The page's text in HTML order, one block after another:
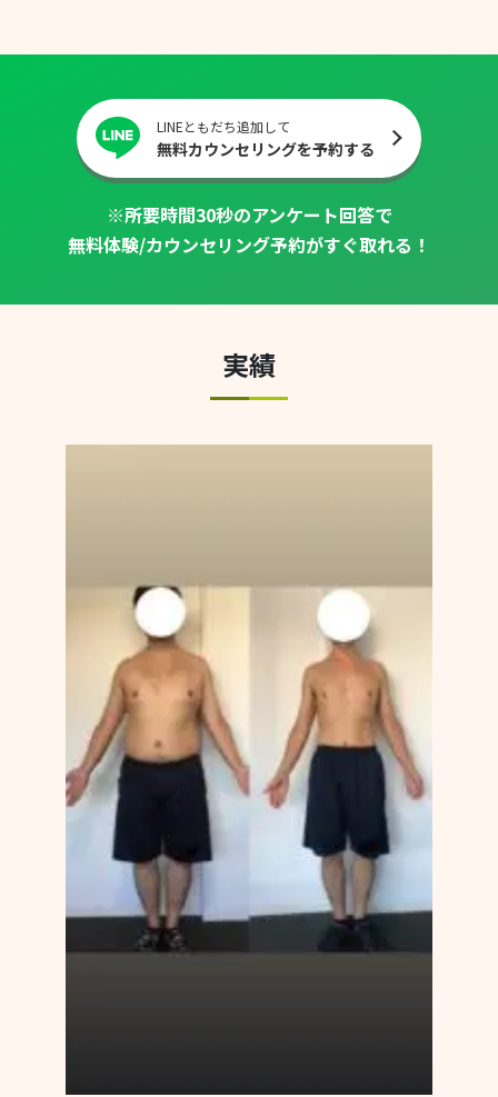
LINEともだち追加して
無料カウンセリングを予約する
※所要時間30秒のアンケート回答で
無料体験/カウンセリング予約がすぐ取れる！
実績